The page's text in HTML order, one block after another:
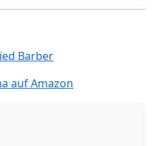
Barber
auf Amazon